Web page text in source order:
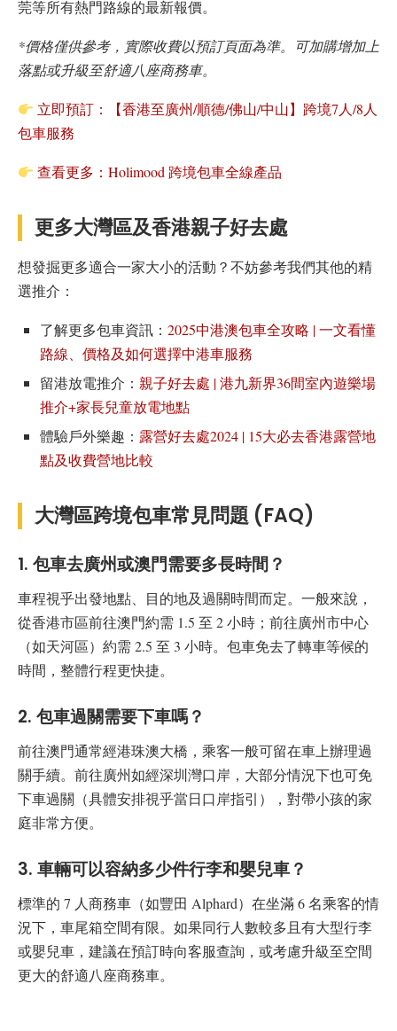
莞等所有熱門路線的最新報價。
*價格僅供參考，實際收費以預訂頁面為準。可加購增加上
落點或升級至舒適八座商務車。
立即預訂：【香港至廣州/順德/佛山/中山】跨境7人/8人
包車服務
查看更多：Holimood 跨境包車全線產品
更多大灣區及香港親子好去處
想發掘更多適合一家大小的活動？不妨參考我們其他的精
選推介：
了解更多包車資訊： 2025中港澳包車全攻略 | 一文看懂
路線、價格及如何選擇中港車服務
留港放電推介： 親子好去處 | 港九新界36間室內遊樂場
推介+家長兒童放電地點
體驗戶外樂趣： 露營好去處2024 | 15大必去香港露營地
點及收費營地比較
大灣區跨境包車常見問題 (FAQ)
1. 包車去廣州或澳門需要多長時間？
車程視乎出發地點、目的地及過關時間而定。一般來說，
從香港市區前往澳門約需 1.5 至 2 小時；前往廣州市中心
（如天河區）約需 2.5 至 3 小時。包車免去了轉車等候的
時間，整體行程更快捷。
2. 包車過關需要下車嗎？
前往澳門通常經港珠澳大橋，乘客一般可留在車上辦理過
關手續。前往廣州如經深圳灣口岸，大部分情況下也可免
下車過關（具體安排視乎當日口岸指引），對帶小孩的家
庭非常方便。
3. 車輛可以容納多少件行李和嬰兒車？
標準的 7 人商務車（如豐田 Alphard）在坐滿 6 名乘客的情
況下，車尾箱空間有限。如果同行人數較多且有大型行李
或嬰兒車，建議在預訂時向客服查詢，或考慮升級至空間
更大的舒適八座商務車。